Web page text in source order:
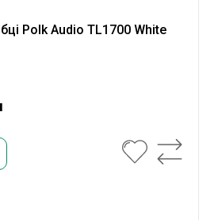
Polk Audio TL1700 White